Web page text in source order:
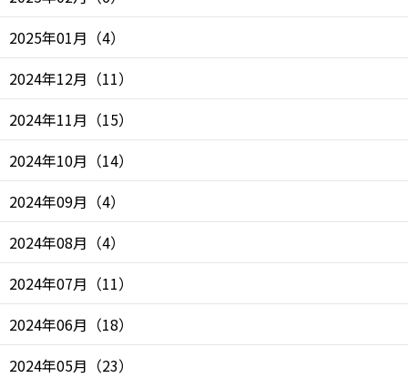
2025年01月 （4）
2024年12月 （11）
2024年11月 （15）
2024年10月 （14）
2024年09月 （4）
2024年08月 （4）
2024年07月 （11）
2024年06月 （18）
2024年05月 （23）